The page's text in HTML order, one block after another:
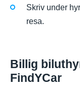
Skriv under
resa.
Billig
FindYCar